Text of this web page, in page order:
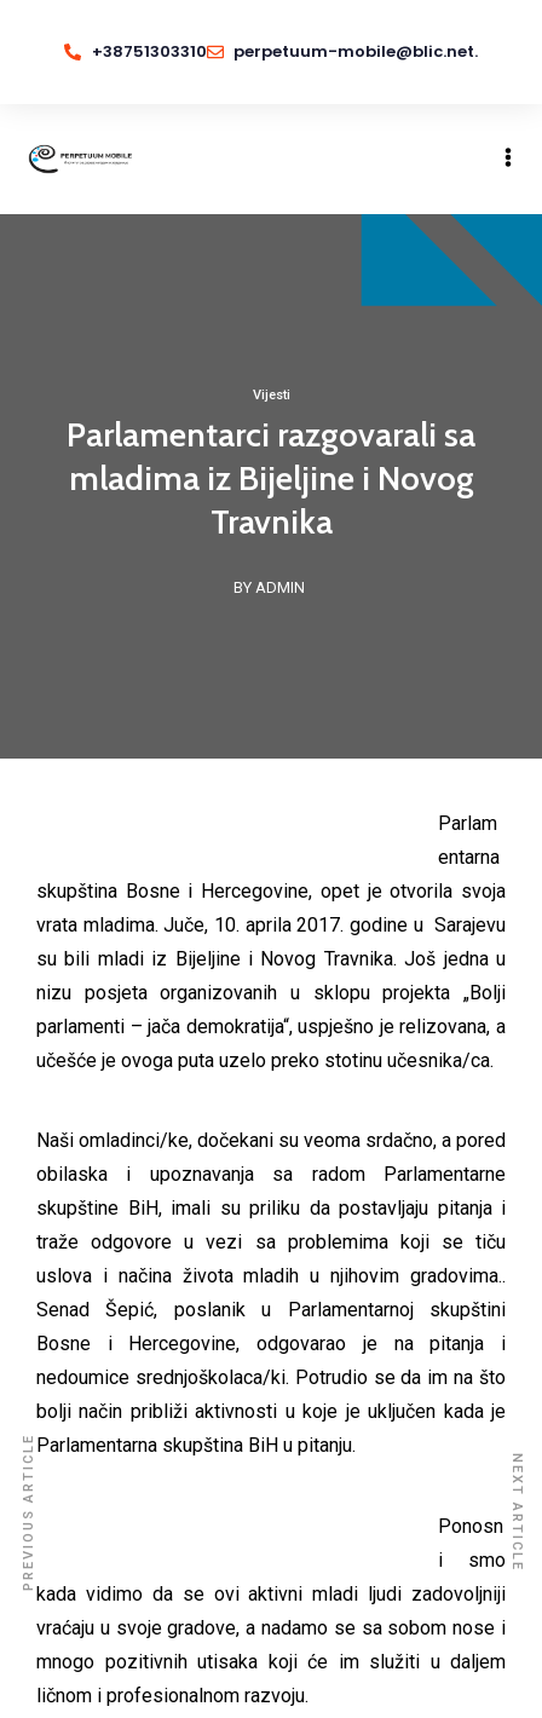
+38751303310 perpetuum-mobile@blic.net.
Vijesti
Parlamentarci razgovarali sa
mladima iz Bijeljine i Novog
Travnika
BY ADMIN
Parlam
entarna
skupština Bosne i Hercegovine, opet je otvorila svoja
vrata mladima. Juče, 10. aprila 2017. godine u Sarajevu
su bili mladi iz Bijeljine i Novog Travnika. Još jedna u
nizu posjeta organizovanih u sklopu projekta „Bolji
parlamenti – jača demokratija“, uspješno je relizovana, a
učešće je ovoga puta uzelo preko stotinu učesnika/ca.
Naši omladinci/ke, dočekani su veoma srdačno, a pored
obilaska i upoznavanja sa radom Parlamentarne
skupštine BiH, imali su priliku da postavljaju pitanja i
traže odgovore u vezi sa problemima koji se tiču
uslova i načina života mladih u njihovim gradovima..
Senad Šepić, poslanik u Parlamentarnoj skupštini
Bosne i Hercegovine, odgovarao je na pitanja i
nedoumice srednjoškolaca/ki. Potrudio se da im na što
bolji način približi aktivnosti u koje je uključen kada je
Parlamentarna skupština BiH u pitanju.
Ponosn
i smo
kada vidimo da se ovi aktivni mladi ljudi zadovoljniji
vraćaju u svoje gradove, a nadamo se sa sobom nose i
mnogo pozitivnih utisaka koji će im služiti u daljem
ličnom i profesionalnom razvoju.
PREVIOUS ARTICLE NEXT ARTICLE